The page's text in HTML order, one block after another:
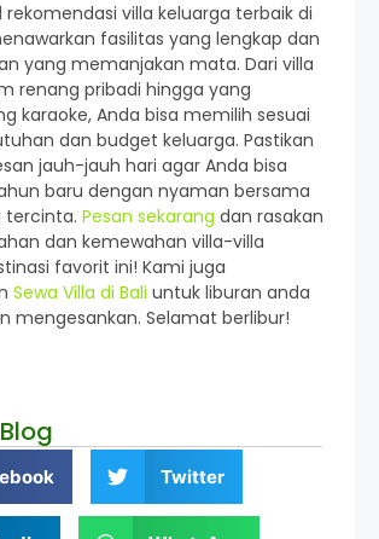
rekomendasi villa keluarga terbaik di
fasilitas yang lengkap dan
yang memanjakan mata. Dari villa
renang pribadi hingga yang
karaoke, Anda bisa memilih sesuai
dan budget keluarga. Pastikan
jauh-jauh hari agar Anda bisa
baru dengan nyaman bersama
tercinta. Pesan sekarang dan rasakan
dan kemewahan villa-villa
favorit ini! Kami juga
Sewa Villa di Bali untuk liburan anda
mengesankan. Selamat berlibur!
Twitter